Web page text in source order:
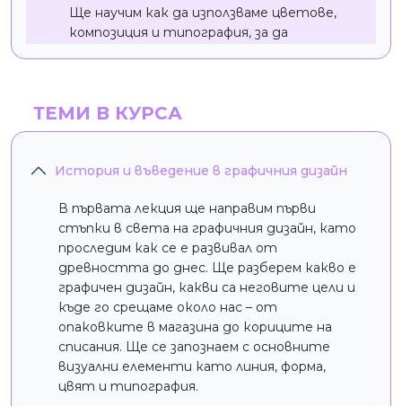
Ще научим как да използваме цветове,
композиция и типография, за да
Ще усвоим основите на растерната и
двата най-популярни софтуера за
графичен дизайн – Adobe Photoshop и
Adobe Illustrator.
Създаване на лого и визуална
идентичност
Ще се запознаем с принципите на
изграждане на лого, графични символи и
ТЕМИ В КУРСА
История и въведение в графичния дизайн
В първата лекция ще направим първи
стъпки в света на графичния дизайн, като
проследим как се е развивал от
древността до днес. Ще разберем какво е
графичен дизайн, какви са неговите цели и
къде го срещаме около нас – от
опаковките в магазина до кориците на
списания. Ще се запознаем с основните
визуални елементи като линия, форма,
цвят и типография.